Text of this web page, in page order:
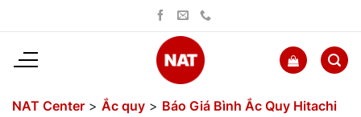
dung
NAT Center > Ắc quy > Báo Giá Bình Ắc Quy Hitachi